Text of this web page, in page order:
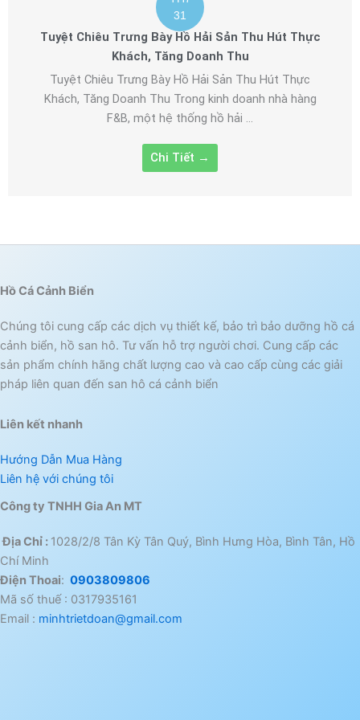
31
Tuyệt Chiêu Trưng Bày Hồ Hải Sản Thu Hút Thực
Khách, Tăng Doanh Thu
Tuyệt Chiêu Trưng Bày Hồ Hải Sản Thu Hút Thực
Khách, Tăng Doanh Thu Trong kinh doanh nhà hàng
F&B, một hệ thống hồ hải ...
Chi Tiết →
Hồ Cá Cảnh Biển
Chúng tôi cung cấp các dịch vụ thiết kế, bảo trì bảo dưỡng hồ cá
cảnh biển, hồ san hô. Tư vấn hỗ trợ người chơi. Cung cấp các
sản phẩm chính hãng chất lượng cao và cao cấp cùng các giải
pháp liên quan đến san hô cá cảnh biển
Liên kết nhanh
Hướng Dẫn Mua Hàng
Liên hệ với chúng tôi
Công ty TNHH Gia An MT
Địa Chỉ : 1028/2/8 Tân Kỳ Tân Quý, Bình Hưng Hòa, Bình Tân, Hồ
Chí Minh
Điện Thoai: 0903809806
Mã số thuế : 0317935161
Email : minhtrietdoan@gmail.com